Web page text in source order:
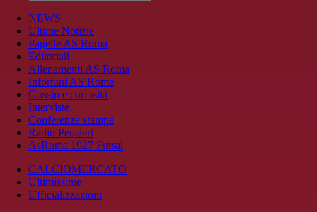
NEWS
Ultime Notizie
Pagelle AS Roma
Editoriali
Allenamenti AS Roma
Infortuni AS Roma
Gossip e curiosità
Interviste
Conferenze stampa
Radio Pensieri
AsRoma 1927 Futsal
CALCIOMERCATO
Ultimissime
Ufficializzazioni